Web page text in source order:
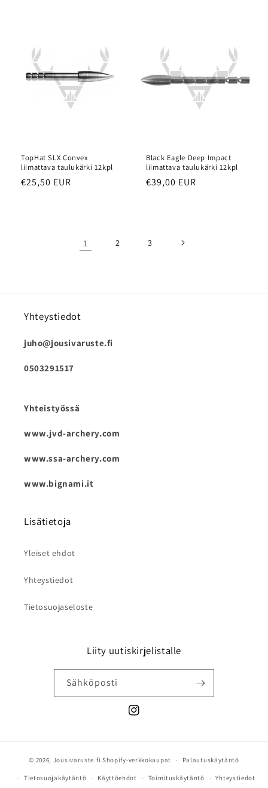
TopHat SLX Convex
liimattava taulukärki 12kpl
Normaalihinta
€25,50 EUR
Black Eagle Deep Impact
liimattava taulukärki 12kpl
Normaalihinta
€39,00 EUR
1 2 3
Yhteystiedot
juho@jousivaruste.fi
0503291517
Yhteistyössä
www.jvd-archery.com
www.ssa-archery.com
www.bignami.it
Lisätietoja
Yleiset ehdot
Yhteystiedot
Tietosuojaseloste
Liity uutiskirjelistalle
Sähköposti
Instagram
© 2026, Jousivaruste.fi Shopify-verkkokaupat Palautuskäytäntö
Tietosuojakäytäntö Käyttöehdot Toimituskäytäntö Yhteystiedot